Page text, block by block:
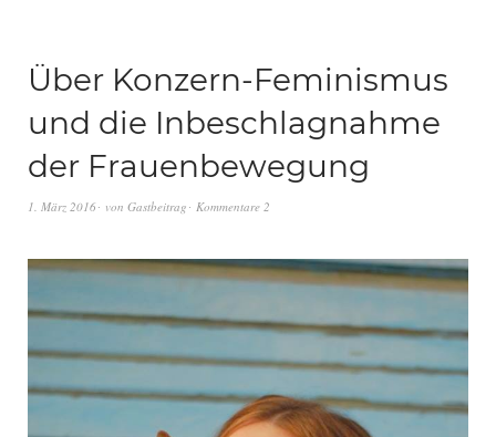
Über Konzern-Feminismus
und die Inbeschlagnahme
der Frauenbewegung
1. März 2016 von Gastbeitrag Kommentare 2